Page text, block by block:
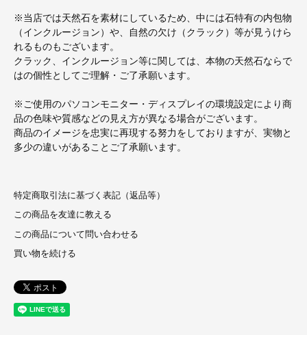
※当店では天然石を素材にしているため、中には石特有の内包物
（インクルージョン）や、自然の欠け（クラック）等が見うけら
れるものもございます。
クラック、インクルージョン等に関しては、本物の天然石ならで
はの個性としてご理解・ご了承願います。
※ご使用のパソコンモニター・ディスプレイの環境設定により商
品の色味や質感などの見え方が異なる場合がございます。
商品のイメージを忠実に再現する努力をしておりますが、実物と
多少の違いがあることご了承願います。
特定商取引法に基づく表記（返品等）
この商品を友達に教える
この商品について問い合わせる
買い物を続ける